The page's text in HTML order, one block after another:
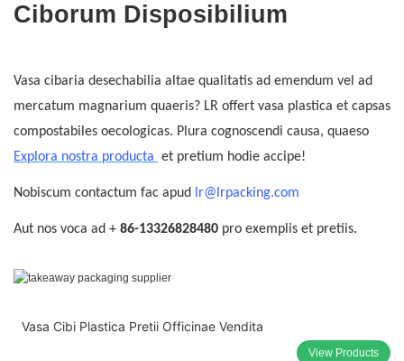
Ciborum Disposibilium
Vasa cibaria desechabilia altae qualitatis ad emendum vel ad
mercatum magnarium quaeris? LR offert vasa plastica et capsas
compostabiles oecologicas. Plura cognoscendi causa, quaeso
Explora nostra producta et pretium hodie accipe!
Nobiscum contactum fac apud lr@lrpacking.com
Aut nos voca ad + 86-13326828480 pro exemplis et pretiis.
Vasa Cibi Plastica Pretii Officinae Vendita
View Products